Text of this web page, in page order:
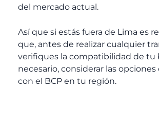
del mercado actual.
Así que si estás fuera de Lima es
que, antes de realizar cualquier
verifiques la compatibilidad de tu
necesario, considerar las
con el BCP en tu región.